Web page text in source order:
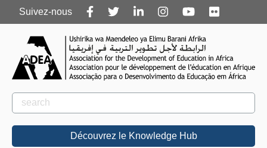
Follow
us
Suivez-nous
Rechercher
Rechercher
Découvrez le Knowledge Hub